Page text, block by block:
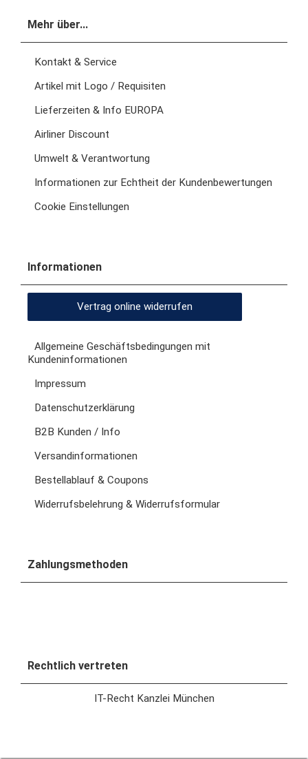
Mehr über...
Kontakt & Service
Artikel mit Logo / Requisiten
Lieferzeiten & Info EUROPA
Airliner Discount
Umwelt & Verantwortung
Informationen zur Echtheit der Kundenbewertungen
Cookie Einstellungen
Informationen
Vertrag online widerrufen
Allgemeine Geschäftsbedingungen mit
Kundeninformationen
Impressum
Datenschutzerklärung
B2B Kunden / Info
Versandinformationen
Bestellablauf & Coupons
Widerrufsbelehrung & Widerrufsformular
Zahlungsmethoden
Rechtlich vertreten
IT-Recht Kanzlei München